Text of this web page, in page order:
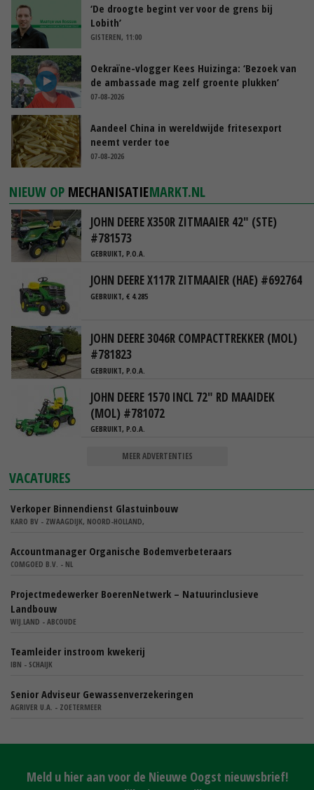
‘De droogte begint ver voor de grens bij
Lobith’
GISTEREN, 11:00
Oekraïne-vlogger Kees Huizinga: ‘Bezoek van
de ambassade mag zelf groente plukken’
07-08-2026
Aandeel China in wereldwijde fritesexport
neemt verder toe
07-08-2026
NIEUW OP MECHANISATIEMARKT.NL
JOHN DEERE X350R ZITMAAIER 42" (STE)
#781573
GEBRUIKT, P.O.A.
JOHN DEERE X117R ZITMAAIER (HAE) #692764
GEBRUIKT, € 4.285
JOHN DEERE 3046R COMPACTTREKKER (MOL)
#781823
GEBRUIKT, P.O.A.
JOHN DEERE 1570 INCL 72" RD MAAIDEK
(MOL) #781072
GEBRUIKT, P.O.A.
MEER ADVERTENTIES
VACATURES
Verkoper Binnendienst Glastuinbouw
KARO BV - ZWAAGDIJK, NOORD-HOLLAND,
Accountmanager Organische Bodemverbeteraars
COMGOED B.V. - NL
Projectmedewerker BoerenNetwerk – Natuurinclusieve
Landbouw
WIJ.LAND - ABCOUDE
Teamleider instroom kwekerij
IBN - SCHAIJK
Senior Adviseur Gewassenverzekeringen
AGRIVER U.A. - ZOETERMEER
Meld u hier aan voor de Nieuwe Oogst nieuwsbrief!